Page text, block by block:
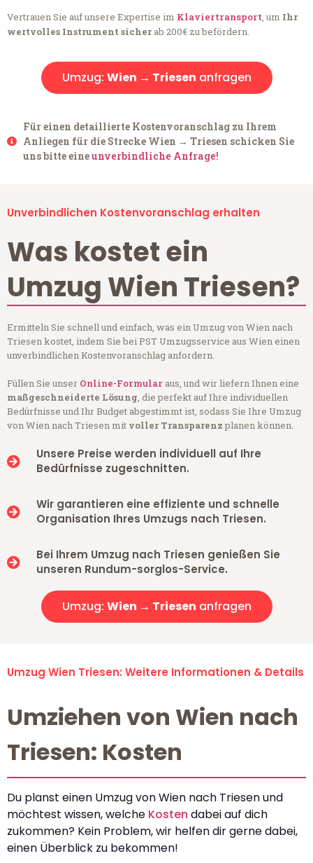
Vertrauen Sie auf unsere Expertise im Klaviertransport, um Ihr
wertvolles Instrument sicherab 200€ zu befördern.
Umzug: Wien → Triesen anfragen
Für einen detaillierte Kostenvoranschlag zu Ihrem
Anliegen für die Strecke Wien → Triesen schicken Sie
uns bitte eineunverbindliche Anfrage!
Unverbindlichen Kostenvoranschlag erhalten
Was kostet ein
Umzug Wien Triesen?
Ermitteln Sie schnell und einfach, was ein Umzug von Wien nach
Triesen kostet, indem Sie bei PST Umzugsservice aus Wien einen
unverbindlichen Kostenvoranschlag anfordern.
Füllen Sie unser Online-Formular aus, und wir liefern Ihnen eine
maßgeschneiderte Lösung, die perfekt auf Ihre individuellen
Bedürfnisse und Ihr Budget abgestimmt ist, sodass Sie Ihre Umzug
von Wien nach Triesen mit voller Transparenzplanen können.
Unsere Preise werden individuell auf Ihre
Bedürfnisse zugeschnitten.
Wir garantieren eine effiziente und schnelle
Organisation Ihres Umzugs nach Triesen.
Bei Ihrem Umzug nach Triesen genießen Sie
unseren Rundum-sorglos-Service.
Umzug: Wien → Triesen anfragen
Umzug Wien Triesen: Weitere Informationen & Details
Umziehen von Wien nach
Triesen: Kosten
Du planst einen Umzug von Wien nach Triesen und
möchtest wissen, welche Kosten dabei auf dich
zukommen? Kein Problem, wir helfen dir gerne dabei,
einen Überblick zu bekommen!